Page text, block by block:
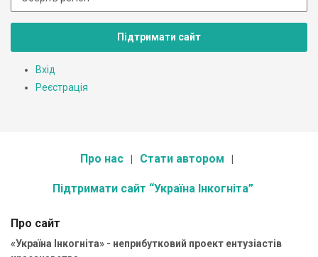
Підтримати сайт
Вхід
Реєстрація
Про нас Стати автором
Підтримати сайт “Україна Інкогніта”
Про сайт
«Україна Інкогніта» - неприбутковий проект ентузіастів